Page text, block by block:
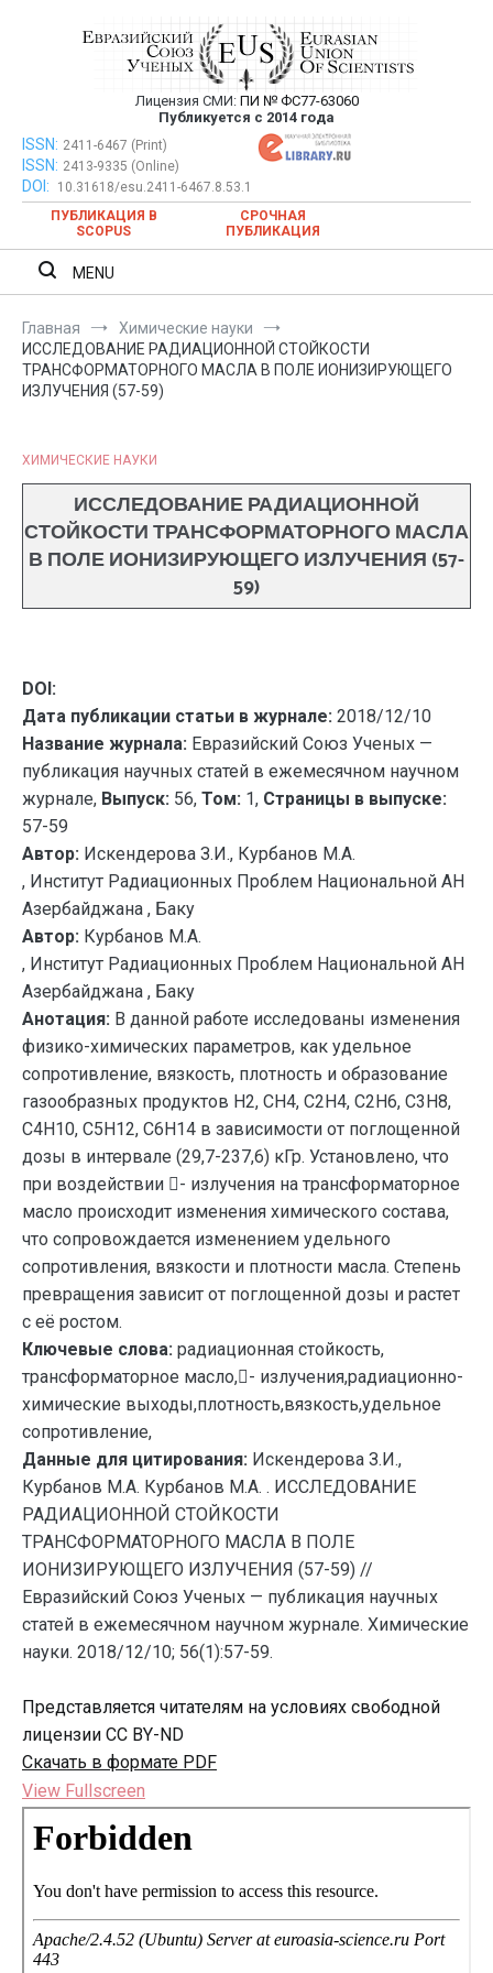
Евразийский Союз Ученых —
публикация научных статей в
ежемесячном научном журнале
Лицензия СМИ: ПИ № ФС77-63060
Публикуется с 2014 года
Евразийский Союз Ученых — публикация научных статей в
ежемесячном научном журнале
ISSN: 2411-6467 (Print)
ISSN: 2413-9335 (Online)
DOI:
10.31618/esu.2411-6467.8.53.1
ПУБЛИКАЦИЯ В
SCOPUS
СРОЧНАЯ
ПУБЛИКАЦИЯ
MENU
Главная
Химические науки
ИССЛЕДОВАНИЕ РАДИАЦИОННОЙ СТОЙКОСТИ
ТРАНСФОРМАТОРНОГО МАСЛА В ПОЛЕ ИОНИЗИРУЮЩЕГО
ИЗЛУЧЕНИЯ (57-59)
ХИМИЧЕСКИЕ НАУКИ
ИССЛЕДОВАНИЕ РАДИАЦИОННОЙ
СТОЙКОСТИ ТРАНСФОРМАТОРНОГО МАСЛА
В ПОЛЕ ИОНИЗИРУЮЩЕГО ИЗЛУЧЕНИЯ (57-
59)
DOI:
Дата публикации статьи в журнале: 2018/12/10
Название журнала: Евразийский Союз Ученых —
публикация научных статей в ежемесячном научном
журнале, Выпуск: 56, Том: 1, Страницы в выпуске:
57-59
Автор: Искендерова З.И., Курбанов М.А.
, Институт Радиационных Проблем Национальной АН
Азербайджана , Баку
Автор: Курбанов М.А.
, Институт Радиационных Проблем Национальной АН
Азербайджана , Баку
Анотация: В данной работе исследованы изменения
физико-химических параметров, как удельное
сопротивление, вязкость, плотность и образование
газообразных продуктов Н2, СН4, С2Н4, С2Н6, С3Н8,
С4Н10, С5Н12, С6Н14 в зависимости от поглощенной
дозы в интервале (29,7-237,6) кГр. Установлено, что
при воздействии - излучения на трансформаторное
масло происходит изменения химического состава,
что сопровождается изменением удельного
сопротивления, вязкости и плотности масла. Степень
превращения зависит от поглощенной дозы и растет
с её ростом.
Ключевые слова: радиационная стойкость,
трансформаторное масло,- излучения,радиационно-
химические выходы,плотность,вязкость,удельное
сопротивление,
Данные для цитирования: Искендерова З.И.,
Курбанов М.А. Курбанов М.А. . ИССЛЕДОВАНИЕ
РАДИАЦИОННОЙ СТОЙКОСТИ
ТРАНСФОРМАТОРНОГО МАСЛА В ПОЛЕ
ИОНИЗИРУЮЩЕГО ИЗЛУЧЕНИЯ (57-59) //
Евразийский Союз Ученых — публикация научных
статей в ежемесячном научном журнале. Химические
науки. 2018/12/10; 56(1):57-59.
Представляется читателям на условиях свободной
лицензии CC BY-ND
Скачать в формате PDF
View Fullscreen
Перейти
содержимому